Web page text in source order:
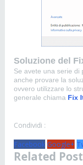
Soluzione del
Se avete una serie di
anche provare la
ovvero utilizzare lo
generale chiama Fix
Condividi :
Facebook Google+
Related